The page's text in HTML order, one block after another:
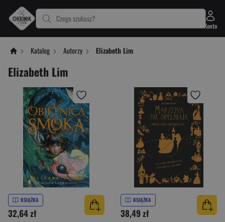
Czego szukasz?
Konto
Katalog Autorzy Elizabeth Lim
Elizabeth Lim
KSIĄŻKA
32,64 zł
KSIĄŻKA
38,49 zł